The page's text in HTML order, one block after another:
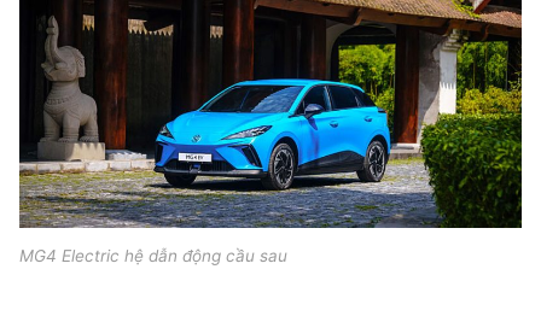
MG4 Electric hệ dẫn động cầu sau